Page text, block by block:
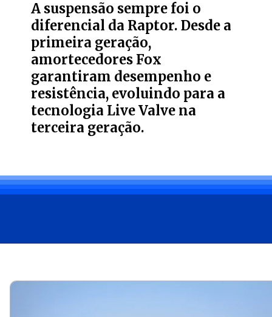
A suspensão sempre foi o
diferencial da Raptor. Desde a
primeira geração,
amortecedores Fox
garantiram desempenho e
resistência, evoluindo para a
tecnologia Live Valve na
terceira geração.